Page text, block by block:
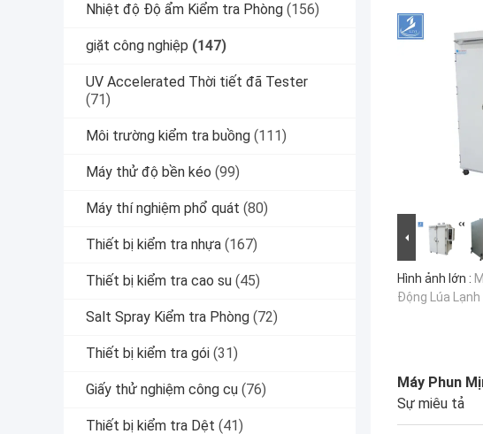
Nhiệt độ Độ ẩm Kiểm tra Phòng (156)
giặt công nghiệp (147)
UV Accelerated Thời tiết đã Tester
(71)
Môi trường kiểm tra buồng (111)
Máy thử độ bền kéo (99)
Máy thí nghiệm phổ quát (80)
Thiết bị kiểm tra nhựa (167)
Thiết bị kiểm tra cao su (45)
Salt Spray Kiểm tra Phòng (72)
Thiết bị kiểm tra gói (31)
Giấy thử nghiệm công cụ (76)
Thiết bị kiểm tra Dệt (41)
Hình ảnh lớn :
Động Lúa
Máy Phun
Sự miêu tả